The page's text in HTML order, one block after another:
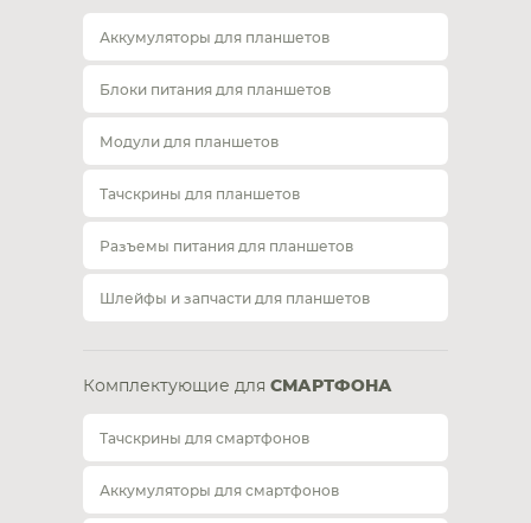
Аккумуляторы для планшетов
Блоки питания для планшетов
Модули для планшетов
Тачскрины для планшетов
Разъемы питания для планшетов
Шлейфы и запчасти для планшетов
Комплектующие для СМАРТФОНА
Тачскрины для смартфонов
Аккумуляторы для смартфонов